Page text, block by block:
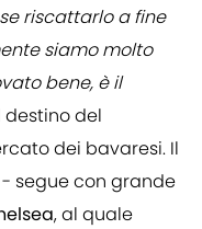
riscattarlo a fine
siamo molto
bene, è il
destino del
dei bavaresi. Il
segue con grande
, al quale